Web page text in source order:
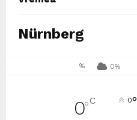
Nürnberg
% 0%
0°C 0°